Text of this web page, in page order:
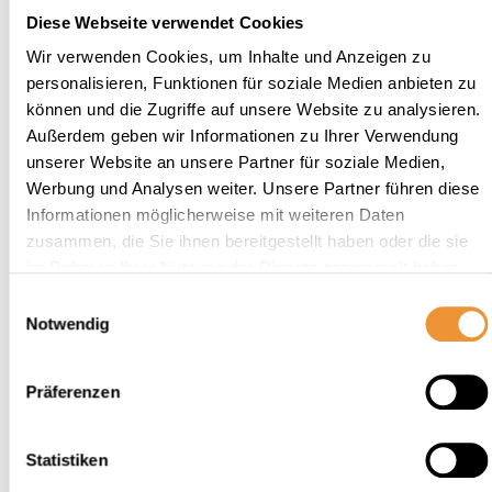
Diese Webseite verwendet Cookies
Wir verwenden Cookies, um Inhalte und Anzeigen zu
personalisieren, Funktionen für soziale Medien anbieten zu
können und die Zugriffe auf unsere Website zu analysieren.
Außerdem geben wir Informationen zu Ihrer Verwendung
unserer Website an unsere Partner für soziale Medien,
Werbung und Analysen weiter. Unsere Partner führen diese
Informationen möglicherweise mit weiteren Daten
zusammen, die Sie ihnen bereitgestellt haben oder die sie
Notwendig
Präferenzen
Statistiken
digitalisierte
Immobilienverwaltung
für
und Vermieter?
komplex – und erfordern eine durchdachte
verarbeiten, sondern auch unterschiedlichste
Konsequenzen zu vermeiden. Vor allem aber